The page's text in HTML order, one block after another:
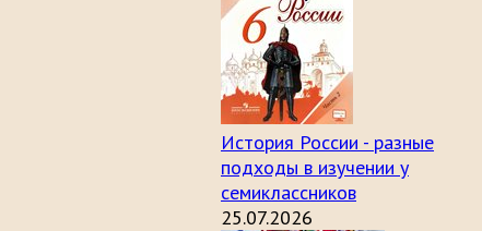
История России - разные
подходы в изучении у
семиклассников
25.07.2026